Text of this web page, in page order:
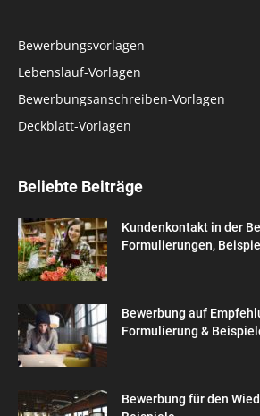
Bewerbungsvorlagen
Lebenslauf-Vorlagen
Bewerbungsanschreiben-Vorlagen
Deckblatt-Vorlagen
Beliebte Beiträge
Kundenkontakt in der
Formulierungen,
Bewerbung auf
Formulierung &
Bewerbung für den